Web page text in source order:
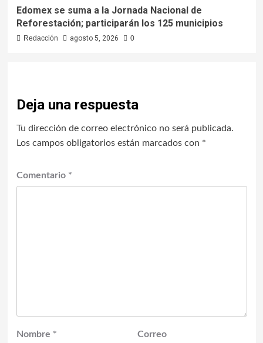
Edomex se suma a la Jornada Nacional de
Reforestación; participarán los 125 municipios
Redacción agosto 5, 2026 0
Deja una respuesta
Tu dirección de correo electrónico no será publicada.
Los campos obligatorios están marcados con *
Comentario *
Nombre *
Correo